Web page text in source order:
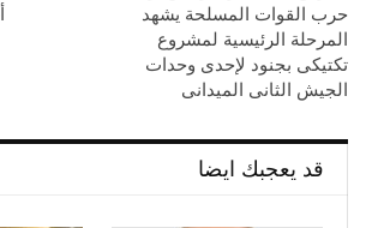
حرب القوات المسلحة يشهد
المرحلة الرئيسية لمشروع
تكتيكى بجنود لإحدى وحدات
الجيش الثانى الميدانى
قد يعجبك ايضا